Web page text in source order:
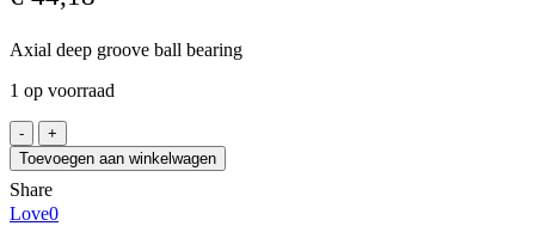
Axial deep groove ball bearing
1 op voorraad
SKF
51211
aantal
Toevoegen aan winkelwagen
Share
Love0